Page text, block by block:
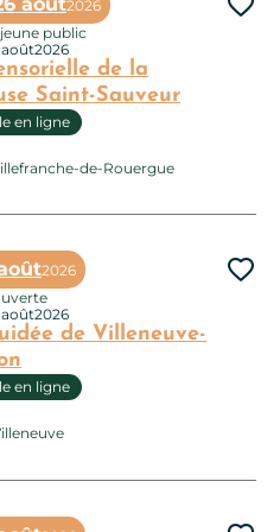
de la
Saint-Sauveur
en ligne
de-Rouergue
2026
public
août2026
Saint-Sauveur
de Villeneuve-
en ligne
2026
août2026